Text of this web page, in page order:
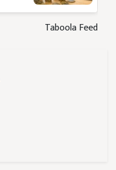
Taboola Feed